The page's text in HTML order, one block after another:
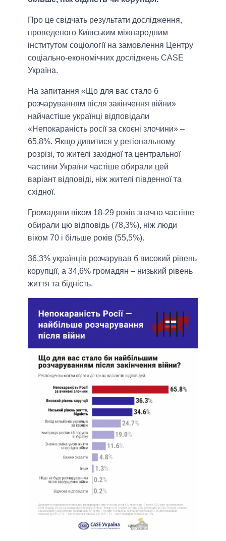
Про це свідчать результати дослідження,
проведеного Київським міжнародним
інститутом соціології на замовлення Центру
соціально-економічних досліджень CASE
Україна.
На запитання «Що для вас стало б
розчаруванням після закінчення війни»
найчастіше українці відповідали
«Непокараність росії за скоєні злочини» –
65,8%. Якщо дивитися у регіональному
розрізі, то жителі західної та центральної
частини України частіше обирали цей
варіант відповіді, ніж жителі південної та
східної.
Громадяни віком 18-29 років значно частіше
обирали цю відповідь (78,3%), ніж люди
віком 70 і більше років (55,5%).
36,3% українців розчарував б високий рівень
корупції, а 34,6% громадян – низький рівень
життя та бідність.